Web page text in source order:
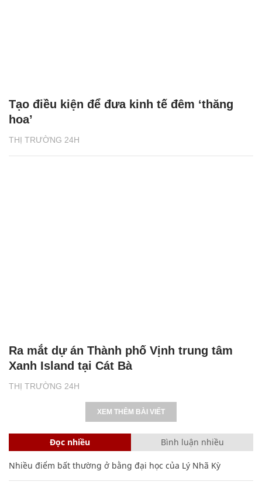
THỊ TRƯỜNG 24H
Tạo điều kiện để đưa kinh tế đêm ‘thăng
hoa’
THỊ TRƯỜNG 24H
Ra mắt dự án Thành phố Vịnh trung tâm
Xanh Island tại Cát Bà
XEM THÊM BÀI VIẾT
Đọc nhiều Bình luận nhiều
Nhiều điểm bất thường ở bằng đại học của Lý Nhã Kỳ